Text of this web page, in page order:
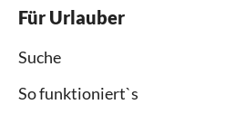
Für Urlauber
Suche
So funktioniert`s